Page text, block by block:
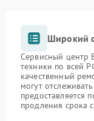
Широкий
Сервисный центр
техники по всей
качественный
могут
предоставляется
продления срока